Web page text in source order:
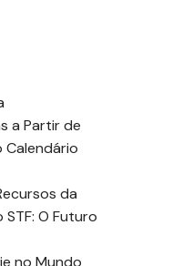
a Partir de
da
O Futuro
no Mundo